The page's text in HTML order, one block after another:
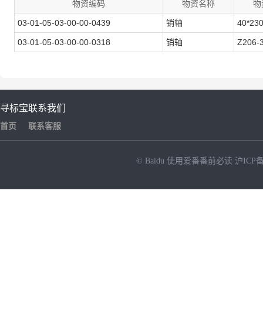
物资编码 物资名称 物
03-01-05-03-00-00-0439 销轴 40*230
03-01-05-03-00-00-0318 销轴 Z206-
寻标宝
首页
联系我们
联系客服
© Baidu 使用爱番番前必读 沪ICP